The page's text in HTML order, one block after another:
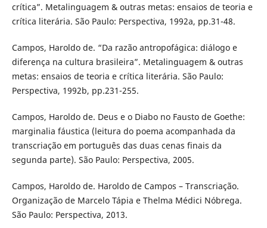
crítica”. Metalinguagem & outras metas: ensaios de teoria e
crítica literária. São Paulo: Perspectiva, 1992a, pp.31-48.
Campos, Haroldo de. “Da razão antropofágica: diálogo e
diferença na cultura brasileira”. Metalinguagem & outras
metas: ensaios de teoria e crítica literária. São Paulo:
Perspectiva, 1992b, pp.231-255.
Campos, Haroldo de. Deus e o Diabo no Fausto de Goethe:
marginalia fáustica (leitura do poema acompanhada da
transcriação em português das duas cenas finais da
segunda parte). São Paulo: Perspectiva, 2005.
Campos, Haroldo de. Haroldo de Campos – Transcriação.
Organização de Marcelo Tápia e Thelma Médici Nóbrega.
São Paulo: Perspectiva, 2013.